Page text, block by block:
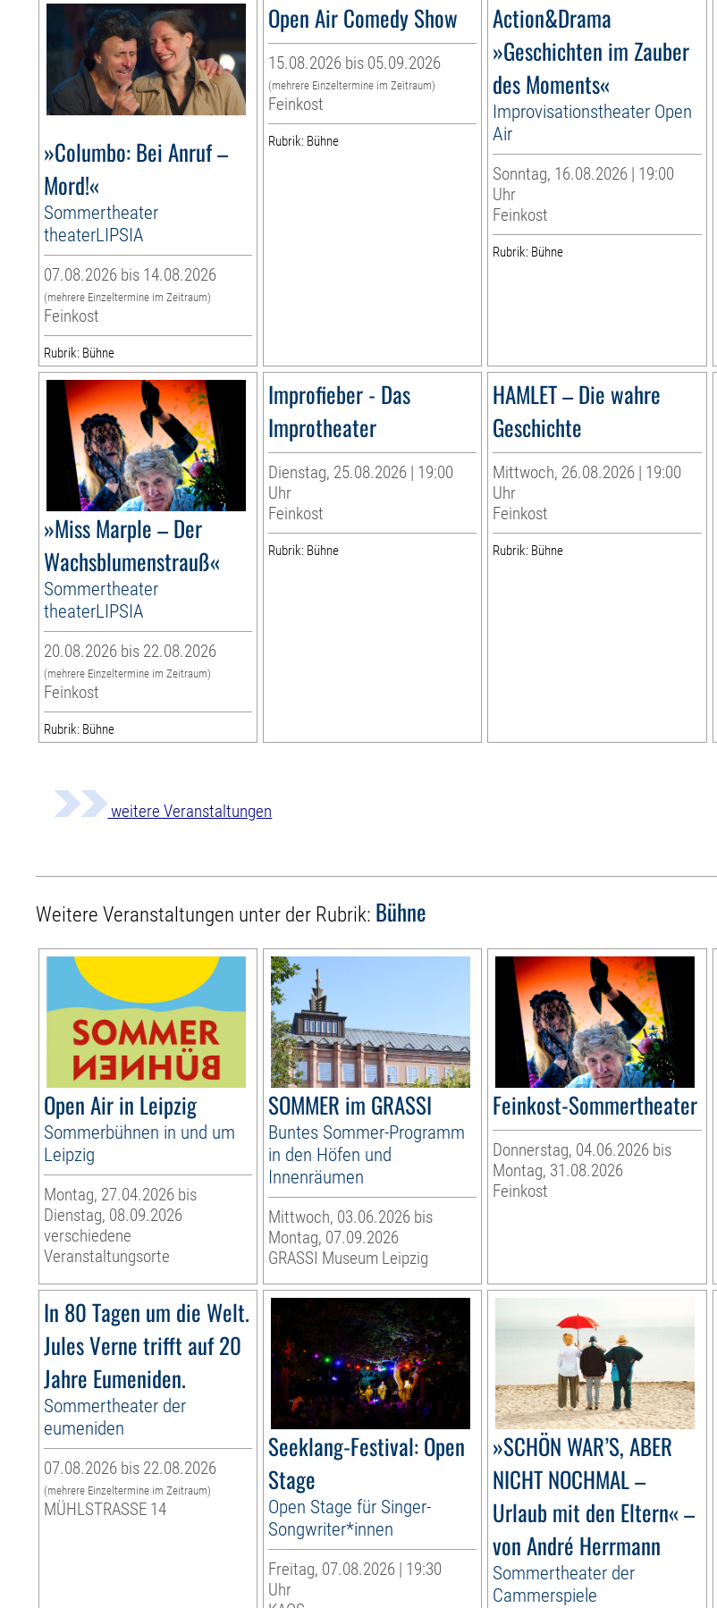
»Columbo: Bei Anruf –
Mord!«
Sommertheater
theaterLIPSIA
07.08.2026 bis 14.08.2026
(mehrere Einzeltermine im Zeitraum)
Feinkost
Rubrik: Bühne
Open Air Comedy Show
15.08.2026 bis 05.09.2026
(mehrere Einzeltermine im Zeitraum)
Feinkost
Rubrik: Bühne
Action&Drama
»Geschichten im Zauber
des Moments«
Improvisationstheater Open
Air
Sonntag, 16.08.2026 | 19:00
Uhr
Feinkost
Rubrik: Bühne
»Miss Marple – Der
Wachsblumenstrauß«
Sommertheater
theaterLIPSIA
20.08.2026 bis 22.08.2026
(mehrere Einzeltermine im Zeitraum)
Feinkost
Rubrik: Bühne
Improfieber - Das
Improtheater
Dienstag, 25.08.2026 | 19:00
Uhr
Feinkost
Rubrik: Bühne
HAMLET – Die wahre
Geschichte
Mittwoch, 26.08.2026 | 19:00
Uhr
Feinkost
Rubrik: Bühne
weitere Veranstaltungen
Weitere Veranstaltungen unter der Rubrik: Bühne
Open Air in Leipzig
Sommerbühnen in und um
Leipzig
Montag, 27.04.2026 bis
Dienstag, 08.09.2026
verschiedene
Veranstaltungsorte
SOMMER im GRASSI
Buntes Sommer-Programm
in den Höfen und
Innenräumen
Mittwoch, 03.06.2026 bis
Montag, 07.09.2026
GRASSI Museum Leipzig
Feinkost-Sommertheater
Donnerstag, 04.06.2026 bis
Montag, 31.08.2026
Feinkost
In 80 Tagen um die Welt.
Jules Verne trifft auf 20
Jahre Eumeniden.
Sommertheater der
eumeniden
07.08.2026 bis 22.08.2026
(mehrere Einzeltermine im Zeitraum)
MÜHLSTRASSE 14
Seeklang-Festival: Open
Stage
Open Stage für Singer-
Songwriter*innen
Freitag, 07.08.2026 | 19:30
Uhr
»SCHÖN WAR’S, ABER
NICHT NOCHMAL –
Urlaub mit den Eltern« –
von André Herrmann
Sommertheater der
Cammerspiele